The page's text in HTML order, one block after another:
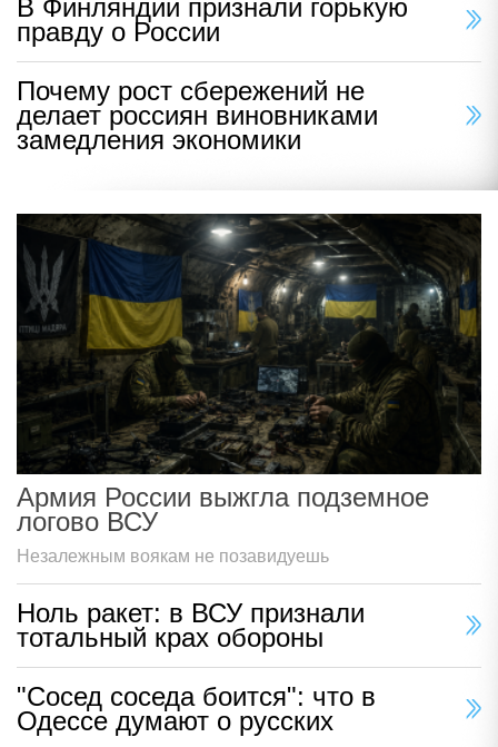
В Финляндии признали горькую
правду о России
Почему рост сбережений не
делает россиян виновниками
замедления экономики
Армия России выжгла подземное
логово ВСУ
Незалежным воякам не позавидуешь
Ноль ракет: в ВСУ признали
тотальный крах обороны
"Сосед соседа боится": что в
Одессе думают о русских